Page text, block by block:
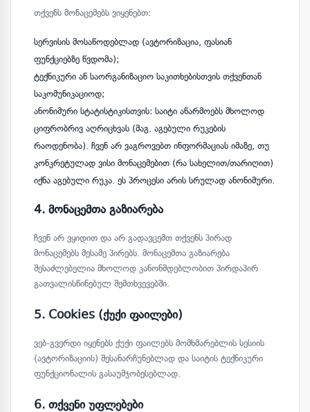
თქვენს მონაცემებს ვიყენებთ:
სერვისის მოსაწოდებლად (ავტორიზაცია, ფასიან
ფუნქციებზე წვდომა);
ტექნიკური ან საორგანიზაციო საკითხებისთვის თქვენთან
საკომუნიკაციოდ;
ანონიმური სტატისტიკისთვის: საიტი აწარმოებს მხოლოდ
ციფრობრივ აღრიცხვას (მაგ. აგებული რუკების
რაოდენობა). ჩვენ არ ვაგროვებთ ინფორმაციას იმაზე, თუ
კონკრეტულად ვისი მონაცემებით (რა სახელით/თარიღით)
იქნა აგებული რუკა. ეს პროცესი არის სრულად ანონიმური.
4. მონაცემთა გაზიარება
ჩვენ არ ვყიდით და არ გადავცემთ თქვენს პირად
მონაცემებს მესამე პირებს. მონაცემთა გაზიარება
შესაძლებელია მხოლოდ კანონმდებლობით პირდაპირ
გათვალისწინებულ შემთხვევებში.
5. Cookies (ქუქი ფაილები)
ვებ-გვერდი იყენებს ქუქი ფაილებს მომხმარებლის სესიის
(ავტორიზაციის) შესანარჩუნებლად და საიტის ტექნიკური
ფუნქციონალის გასაუმჯობესებლად.
6. თქვენი უფლებები